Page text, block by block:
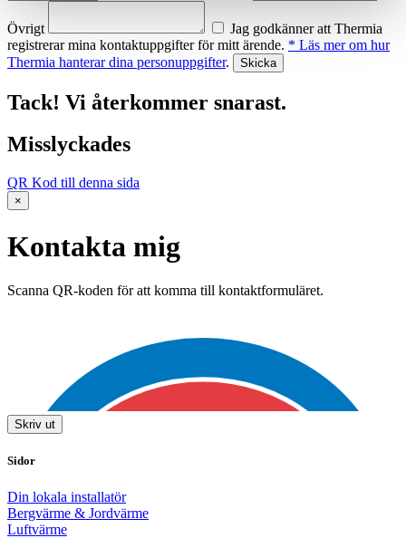
Övrigt
Jag godkänner att Thermia
registrerar mina kontaktuppgifter för mitt ärende. * Läs mer om hur
Thermia hanterar dina personuppgifter.
Tack! Vi återkommer snarast.
Misslyckades
QR Kod till denna sida
×
Kontakta mig
Scanna QR-koden för att komma till kontaktformuläret.
Skriv ut
Sidor
Din lokala installatör
Bergvärme & Jordvärme
Luftvärme